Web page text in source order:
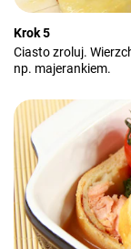
Krok 5
Ciasto zroluj.
np. majerankiem.